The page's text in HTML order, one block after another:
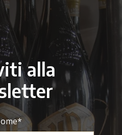
alla
*